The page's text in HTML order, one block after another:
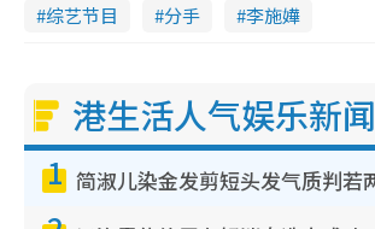
综艺节目 分手 李施嬅
港生活人气娱乐新闻
1